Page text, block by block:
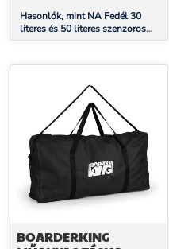
Hasonlók, mint NA Fedél 30
literes és 50 literes szenzoros
hulladékgyűjtőhöz, matt fekete
BOARDERKING